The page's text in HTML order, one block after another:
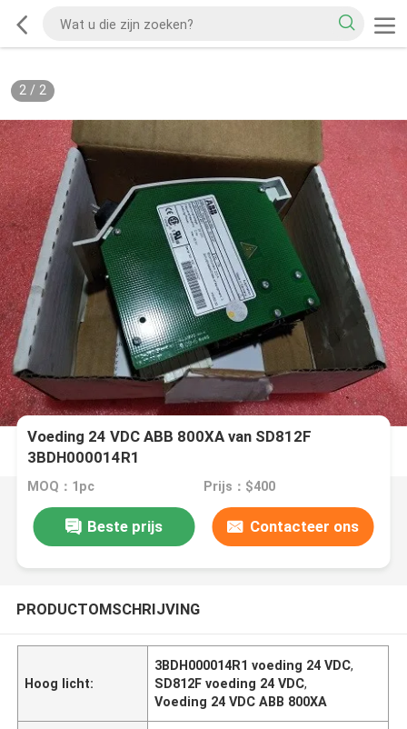
2/ 2
Voeding 24 VDC ABB 800XA van SD812F
3BDH000014R1
MOQ：1pc Prijs：$400
Beste prijs Contacteer ons
PRODUCTOMSCHRIJVING
Hoog licht:
3BDH000014R1 voeding 24 VDC,
SD812F voeding 24 VDC,
Voeding 24 VDC ABB 800XA